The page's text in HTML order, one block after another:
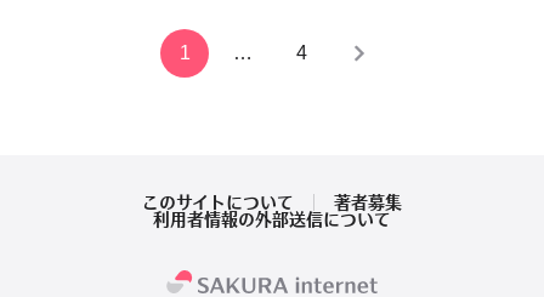
1 … 4
このサイトについて
著者募集
利用者情報の外部送信について